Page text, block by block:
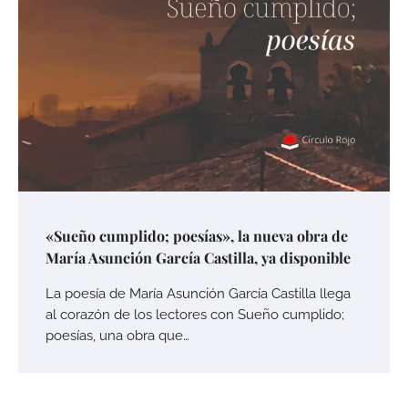
«Sueño cumplido; poesías», la nueva obra de
María Asunción García Castilla, ya disponible
La poesía de María Asunción García Castilla llega
al corazón de los lectores con Sueño cumplido;
poesías, una obra que…